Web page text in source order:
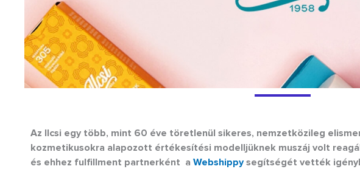
Az Ilcsi egy több, mint 60 éve töretlenül sikeres, nemzetközileg
kozmetikusokra alapozott értékesítési modelljüknek muszáj volt
és ehhez fulfillment partnerként a Webshippysegítségét vették